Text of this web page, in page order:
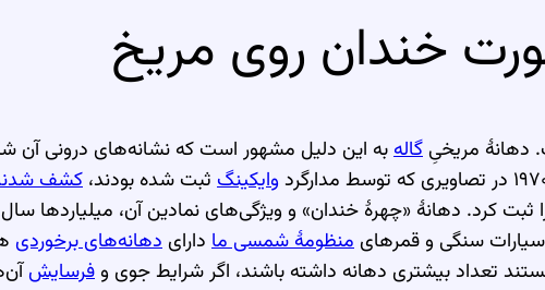
خندان روی مریخ
دهانهٔ مریخیِگالهبه این دلیل مشهور است که نشانه‌های درونی
وایکینگ ثبت شده بودند، کشف
ثبت کرد. دهانهٔ «چهرهٔ خندان» و ویژگی‌های نمادین آن، میلیاردها
سنگی و قمرهایمنظومهٔ شمسی ما دارایدهانه‌های برخوردی
تعداد بیشتری دهانه داشته باشند، اگر شرایط جوی و فرسایش